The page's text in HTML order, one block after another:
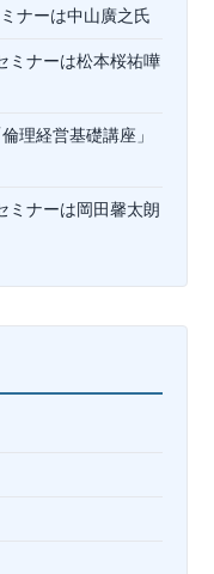
ナーは中山廣之氏
ミナーは松本桜祐嘩
理経営基礎講座」
ミナーは岡⽥馨太朗